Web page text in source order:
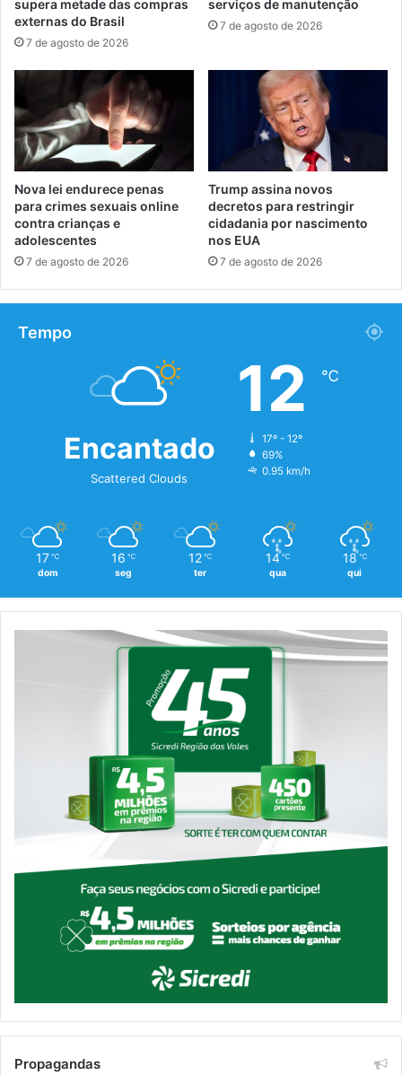
supera metade das compras
externas do Brasil
7 de agosto de 2026
serviços de manutenção
7 de agosto de 2026
Nova lei endurece penas
para crimes sexuais online
contra crianças e
adolescentes
7 de agosto de 2026
Trump assina novos
decretos para restringir
cidadania por nascimento
nos EUA
7 de agosto de 2026
Tempo
Encantado
Scattered Clouds
12 ℃
17º - 12º
69%
0.95 km/h
17 ℃
dom
16 ℃
seg
12 ℃
ter
14 ℃
qua
18 ℃
qui
Propagandas